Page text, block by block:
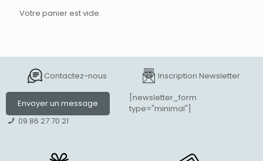
Votre panier est vide.
Contactez-nous
Envoyer un message
09 86 27 70 21
Inscription Newsletter
[newsletter_form
type="minimal"]